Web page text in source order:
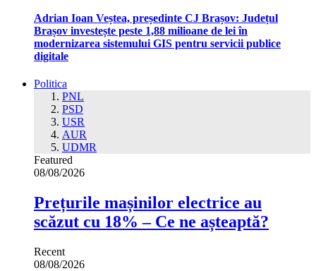
Adrian Ioan Veștea, președinte CJ Brașov: Județul
Brașov investește peste 1,88 milioane de lei în
modernizarea sistemului GIS pentru servicii publice
digitale
Politica
PNL
PSD
USR
AUR
UDMR
Featured
08/08/2026
Prețurile mașinilor electrice au
scăzut cu 18% – Ce ne așteaptă?
Recent
08/08/2026